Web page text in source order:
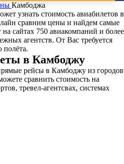
Камбоджа
узнать стоимость авиабилетов в
сравним цены и найдем самые
сайтах 750 авиакомпаний и более
агентств. От Вас требуется
полёта.
в Камбоджу
рейсы в Камбоджу из городов
сравнить стоимость на
тревел-агентсвах, системах